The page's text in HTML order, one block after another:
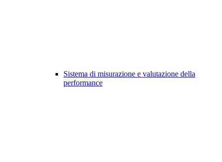
Sistema di misurazione e valutazione della
performance